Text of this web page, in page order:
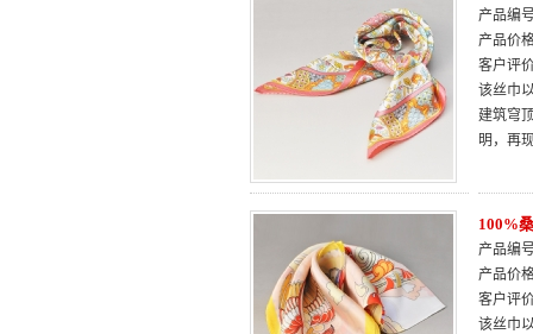
产品编
产品价
客户评
该丝巾
建筑穹
明，再
100%
产品编
产品价
客户评
该丝巾